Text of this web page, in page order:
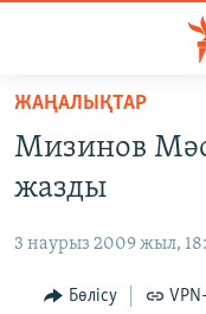
Skip
main
content
to
Navigation
ҚАҢТАР ОҚИҒАСЫ
АДАМ ҚҰҚЫҚТАРЫ
ЖАҢАЛЫҚТАР
Мизинов
жазды
3 наурыз 2009 жыл,
Бөлісу